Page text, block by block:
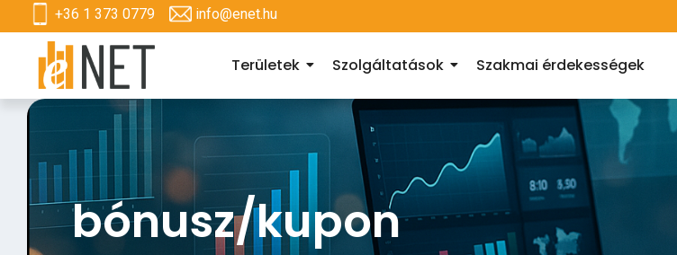
+36 1 373 0779 info@enet.hu
Területek Szolgáltatások Szakmai érdekességek
bónusz/kupon